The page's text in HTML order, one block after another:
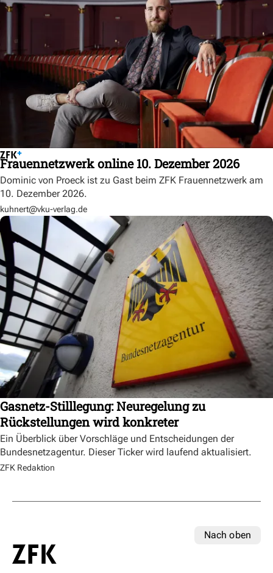
Frauennetzwerk online 10. Dezember 2026
Dominic von Proeck ist zu Gast beim ZFK Frauennetzwerk am
10. Dezember 2026.
kuhnert@vku-verlag.de
Gasnetz-Stilllegung: Neuregelung zu
Rückstellungen wird konkreter
Ein Überblick über Vorschläge und Entscheidungen der
Bundesnetzagentur. Dieser Ticker wird laufend aktualisiert.
ZFK Redaktion
Nach oben